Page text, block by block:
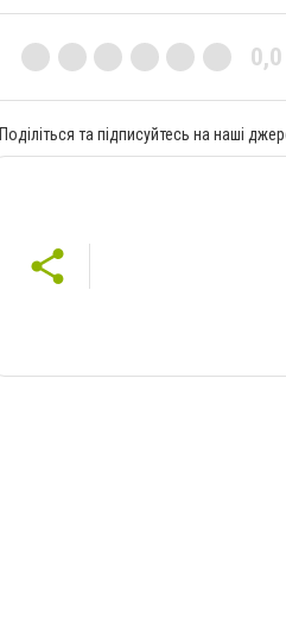
0,0
Поділіться та підписуйтесь на наші